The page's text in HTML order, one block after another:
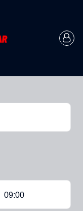
09:00